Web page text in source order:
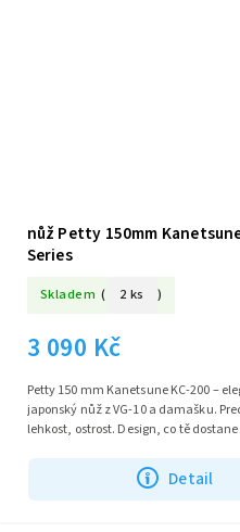
nůž Petty 150mm
Series
Skladem ( 2 ks )
3 090 Kč
Detail
Petty 150 mm Kanetsune KC-200 –
japonský nůž z VG-10 a damašku.
lehkost, ostrost. Design, co tě dostane.